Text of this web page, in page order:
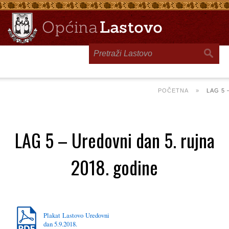
POČETNA » LAG 5
LAG 5 – Uredovni dan 5. rujna
2018. godine
Plakat Lastovo Uredovni
dan 5.9.2018.